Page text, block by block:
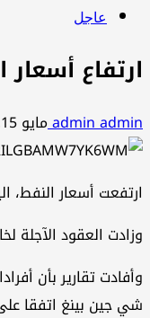
عاجل
ارتفاع
admin adminمايو 15, 2026
ارتفعت أسعار النفط،
وزادت العقود الآجلة لخام برنت 60 سنتا أو 0.57 ​بالمئة إلى 106.32 دولارات للبرميل وكسبت العقود الآجلة لخام ​غرب تكساس الوسيط
وأفادت تقارير بأن
شي جين بينغ اتفقا